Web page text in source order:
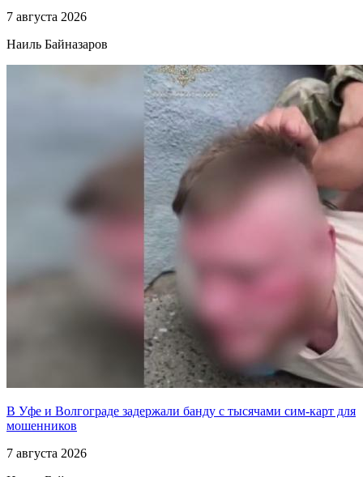
7 августа 2026
Наиль Байназаров
В Уфе и Волгограде задержали банду с тысячами сим-карт для
мошенников
7 августа 2026